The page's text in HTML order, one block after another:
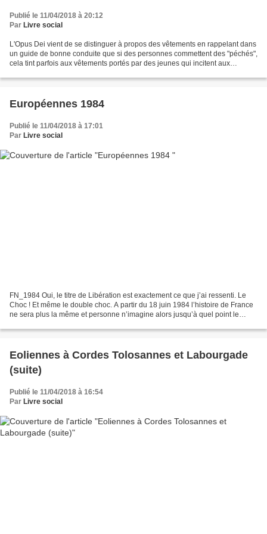
Publié le 11/04/2018 à 20:12
Par Livre social
L'Opus Dei vient de se distinguer à propos des vêtements en rappelant dans
un guide de bonne conduite que si des personnes commettent des "péchés",
cela tint parfois aux vêtements portés par des jeunes qui incitent aux
Européennes 1984
Publié le 11/04/2018 à 17:01
Par Livre social
FN_1984 Oui, le titre de Libération est exactement ce que j’ai ressenti. Le
Choc ! Et même le double choc. A partir du 18 juin 1984 l’histoire de France
ne sera plus la même et personne n’imagine alors jusqu’à quel point le
Eoliennes à Cordes Tolosannes et Labourgade
(suite)
Publié le 11/04/2018 à 16:54
Par Livre social